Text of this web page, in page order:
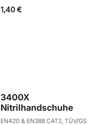
1,40€
3400X
Nitrilhandschuhe
EN420 & EN388 CAT2, TÜV/GS